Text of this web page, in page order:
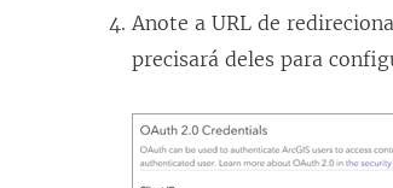
Anote a URL de
precisará deles para